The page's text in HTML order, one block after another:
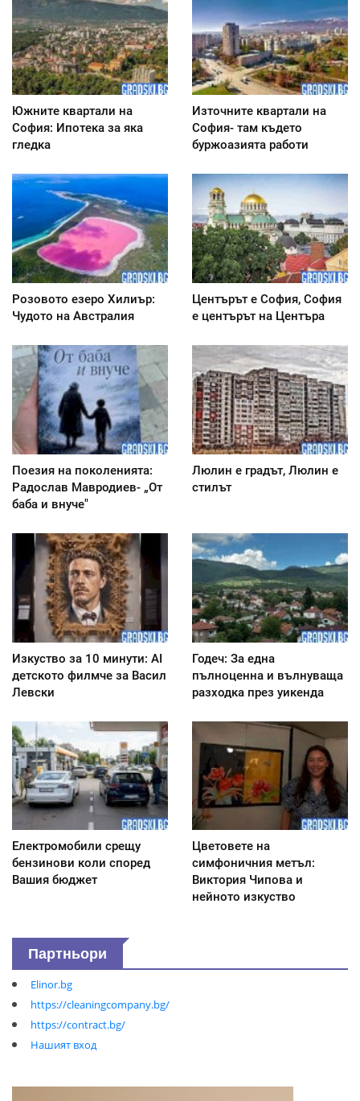
Южните квартали на
София: Ипотека за яка
гледка
Източните квартали на
София- там където
буржоазията работи
Розовото езеро Хилиър:
Чудото на Австралия
Центърът е София, София
е центърът на Центъра
Поезия на поколенията:
Радослав Мавродиев- „От
баба и внуче"
Люлин е градът, Люлин е
стилът
Изкуство за 10 минути: AI
детското филмче за Васил
Левски
Годеч: За една
пълноценна и вълнуваща
разходка през уикенда
Електромобили срещу
бензинови коли според
Вашия бюджет
Цветовете на
симфоничния метъл:
Виктория Чипова и
нейното изкуство
Партньори
Elinor.bg
https://cleaningcompany.bg/
https://contract.bg/
Нашият вход